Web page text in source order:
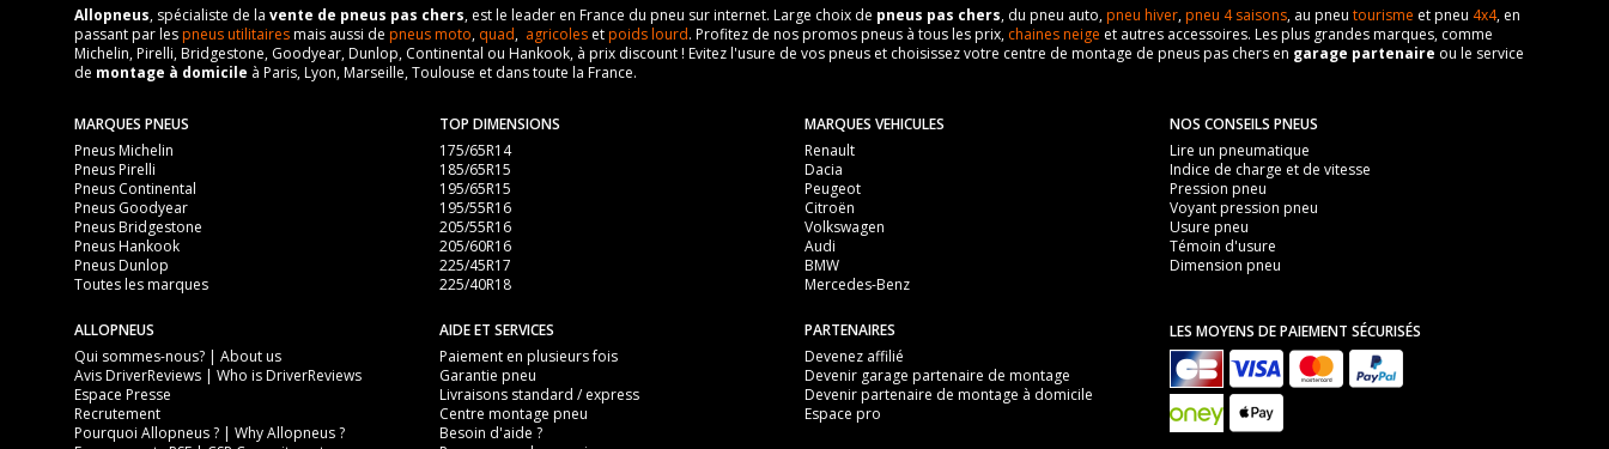
Allopneus, spécialiste de la vente de pneus pas chers, est le leader en France du pneu sur internet. Large choix de pneus pas chers, du pneu auto,pneu hiver,pneu 4 saisons, au pneu tourisme et pneu 4x4, en
passant par lespneus utilitairesmais aussi de pneus moto, quad, agricoles etpoids lourd. Profitez de nos promos pneus à tous les prix, chaines neige et autres accessoires. Les plus grandes marques, comme
Michelin, Pirelli, Bridgestone, Goodyear, Dunlop, Continental ou Hankook, à prix discount ! Evitez l'usure de vos pneus et choisissez votre centre de montage de pneus pas chers en garage partenaire ou le service
de montage à domicile à Paris, Lyon, Marseille, Toulouse et dans toute la France.
MARQUES PNEUS
Pneus Michelin
Pneus Pirelli
Pneus Continental
Pneus Goodyear
Pneus Bridgestone
Pneus Hankook
Pneus Dunlop
Toutes les marques
TOP DIMENSIONS
175/65R14
185/65R15
195/65R15
195/55R16
205/55R16
205/60R16
225/45R17
225/40R18
MARQUES VEHICULES
Renault
Dacia
Peugeot
Citroën
Volkswagen
Audi
BMW
Mercedes-Benz
NOS CONSEILS PNEUS
Lire un pneumatique
Indice de charge et de vitesse
Pression pneu
Voyant pression pneu
Usure pneu
Témoin d'usure
Dimension pneu
ALLOPNEUS
Qui sommes-nous? | About us
Avis DriverReviews | Who is DriverReviews
Espace Presse
Recrutement
Pourquoi Allopneus ? | Why Allopneus ?
AIDE ET SERVICES
Paiement en plusieurs fois
Garantie pneu
Livraisons standard / express
Centre montage pneu
Besoin d'aide ?
PARTENAIRES
Devenez affilié
Devenir garage partenaire de montage
Devenir partenaire de montage à domicile
Espace pro
LES MOYENS DE PAIEMENT SÉCURISÉS